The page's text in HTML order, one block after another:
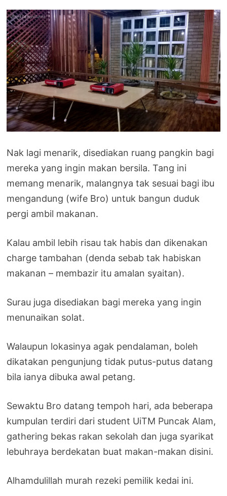
Nak lagi menarik, disediakan ruang pangkin bagi
mereka yang ingin makan bersila. Tang ini
memang menarik, malangnya tak sesuai bagi ibu
mengandung (wife Bro) untuk bangun duduk
pergi ambil makanan.
Kalau ambil lebih risau tak habis dan dikenakan
charge tambahan (denda sebab tak habiskan
makanan – membazir itu amalan syaitan).
Surau juga disediakan bagi mereka yang ingin
menunaikan solat.
Walaupun lokasinya agak pendalaman, boleh
dikatakan pengunjung tidak putus-putus datang
bila ianya dibuka awal petang.
Sewaktu Bro datang tempoh hari, ada beberapa
kumpulan terdiri dari student UiTM Puncak Alam,
gathering bekas rakan sekolah dan juga syarikat
lebuhraya berdekatan buat makan-makan disini.
Alhamdulillah murah rezeki pemilik kedai ini.